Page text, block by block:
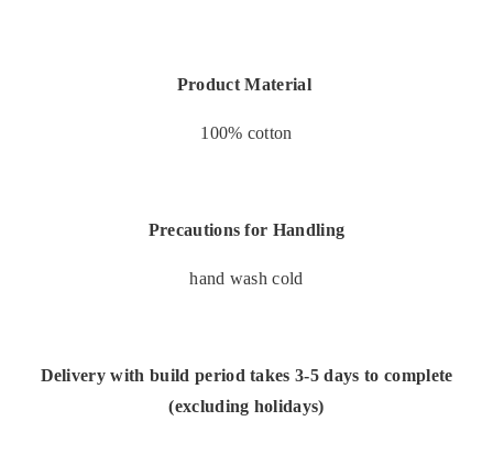
Product Material
100% cotton
Precautions for Handling
hand wash cold
Delivery with build period takes 3-5 days to complete
(excluding holidays)